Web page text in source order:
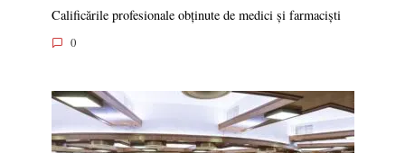
Calificările profesionale obținute de medici și farmaciști
0